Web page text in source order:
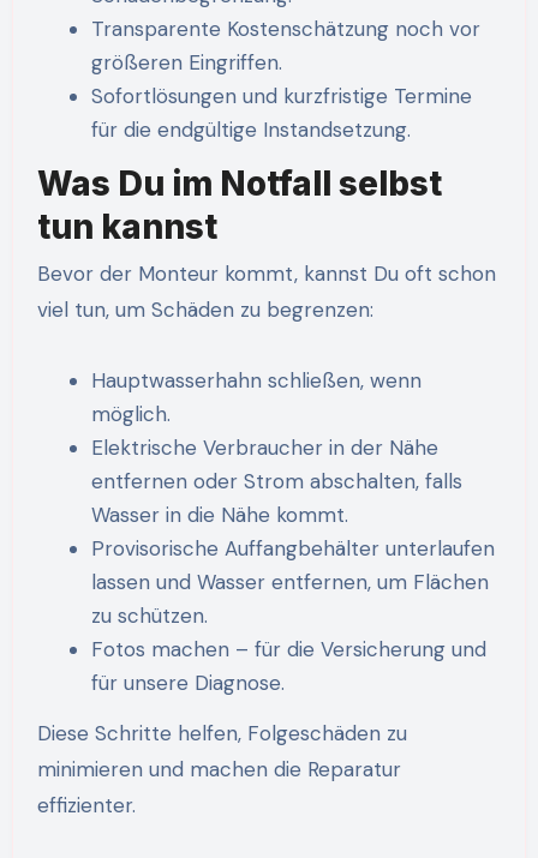
Transparente Kostenschätzung noch vor
größeren Eingriffen.
Sofortlösungen und kurzfristige Termine
für die endgültige Instandsetzung.
Was Du im Notfall selbst
tun kannst
Bevor der Monteur kommt, kannst Du oft schon
viel tun, um Schäden zu begrenzen:
Hauptwasserhahn schließen, wenn
möglich.
Elektrische Verbraucher in der Nähe
entfernen oder Strom abschalten, falls
Wasser in die Nähe kommt.
Provisorische Auffangbehälter unterlaufen
lassen und Wasser entfernen, um Flächen
zu schützen.
Fotos machen – für die Versicherung und
für unsere Diagnose.
Diese Schritte helfen, Folgeschäden zu
minimieren und machen die Reparatur
effizienter.